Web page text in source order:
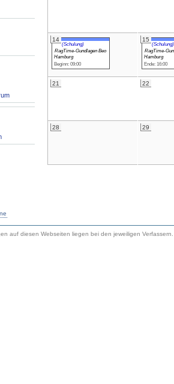
14
(Schulung)
RagTime-Gundlagen Beo
Hamburg
Beginn: 09:00
15
(Schulung)
RagTime-
Hamburg
Ende: 16:00
21 22
28 29
auf diesen Webseiten liegen bei den jeweiligen